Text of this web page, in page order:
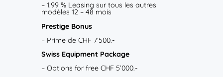
– 1.99 % Leasing sur tous les autres
modèles 12 – 48 mois
Prestige Bonus
– Prime de CHF 7’500.-
Swiss Equipment Package
– Options for free CHF 5’000.-